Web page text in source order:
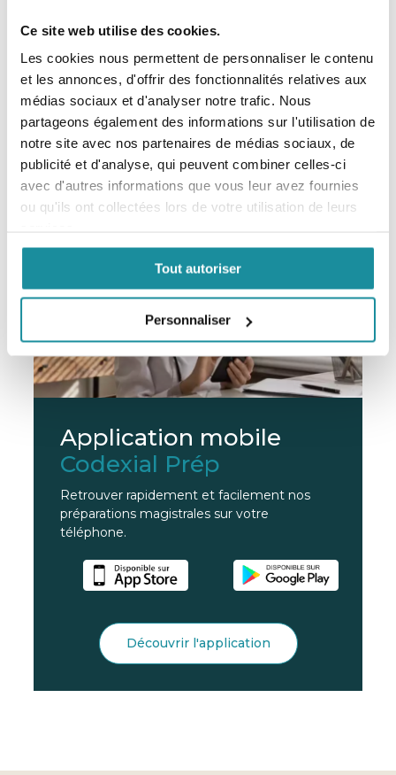
Ce site web utilise des cookies.
Les cookies nous permettent de personnaliser le contenu
et les annonces, d'offrir des fonctionnalités relatives aux
médias sociaux et d'analyser notre trafic. Nous
partageons également des informations sur l'utilisation de
notre site avec nos partenaires de médias sociaux, de
publicité et d'analyse, qui peuvent combiner celles-ci
avec d'autres informations que vous leur avez fournies
ou qu'ils ont collectées lors de votre utilisation de leurs
Tout autoriser
Personnaliser
Codexial Crème Émolliente
EXCIPIENT DERMATOLOGIQUE
En savoir plus
Application mobile
Codexial Prép
Retrouver rapidement et facilement nos
préparations magistrales sur votre
téléphone.
Découvrir l'application